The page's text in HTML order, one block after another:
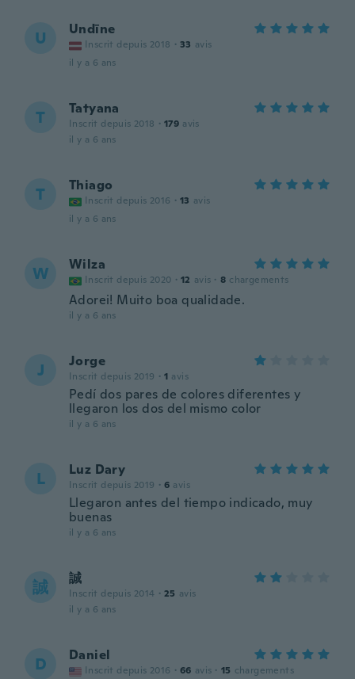
U Undīne
Inscrit depuis 2018 · 33 avis
il y a 6 ans
T Tatyana
Inscrit depuis 2018 · 179 avis
il y a 6 ans
T Thiago
Inscrit depuis 2016 · 13 avis
il y a 6 ans
W Wilza
Inscrit depuis 2020 · 12 avis · 8 chargements
Adorei! Muito boa qualidade.
il y a 6 ans
J Jorge
Inscrit depuis 2019 · 1 avis
Pedí dos pares de colores diferentes y
llegaron los dos del mismo color
il y a 6 ans
L Luz Dary
Inscrit depuis 2019 · 6 avis
Llegaron antes del tiempo indicado, muy
buenas
il y a 6 ans
誠 誠
Inscrit depuis 2014 · 25 avis
il y a 6 ans
D Daniel
Inscrit depuis 2016 · 66 avis · 15 chargements